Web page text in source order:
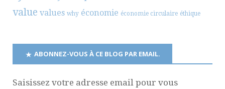
value values why économie économie circulaire éthique
ABONNEZ-VOUS À CE BLOG PAR EMAIL.
Saisissez votre adresse email pour vous